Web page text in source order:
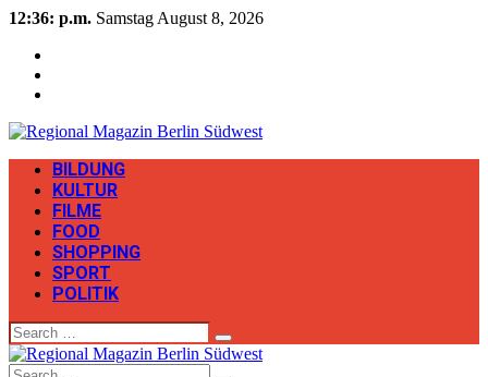
12:36: p.m. Samstag August 8, 2026
BILDUNG
KULTUR
FILME
FOOD
SHOPPING
SPORT
POLITIK
Search